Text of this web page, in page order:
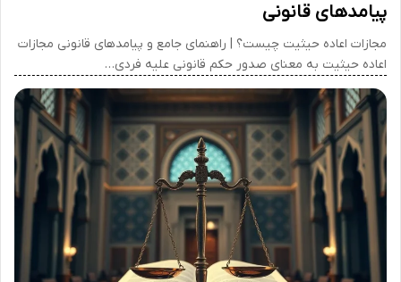
پیامدهای قانونی
مجازات اعاده حیثیت چیست؟ | راهنمای جامع و پیامدهای قانونی مجازات
اعاده حیثیت به معنای صدور حکم قانونی علیه فردی…